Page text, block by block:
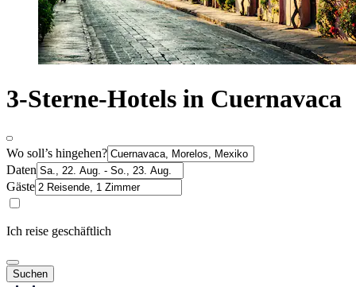
3-Sterne-Hotels in Cuernavaca
Wo soll’s hingehen?
Daten
Gäste
Ich reise geschäftlich
Suchen